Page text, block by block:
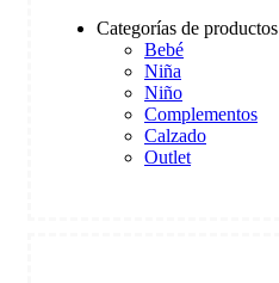
Categorías de productos
Bebé
Niña
Niño
Complementos
Calzado
Outlet